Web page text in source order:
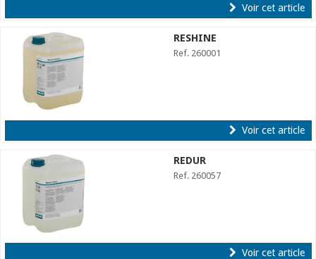
Voir cet article
RESHINE
Ref. 260001
Voir cet article
REDUR
Ref. 260057
Voir cet article